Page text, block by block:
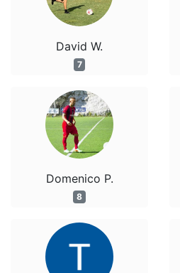
David W.
7
Domenico P.
8